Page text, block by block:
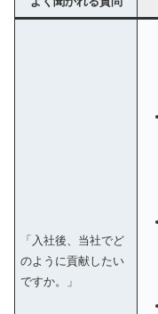
「入社後、当社でど
のように貢献したい
ですか。」